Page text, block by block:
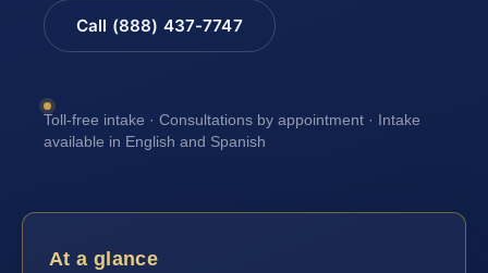
Call (888) 437-7747
Toll-free intake · Consultations by appointment · Intake
available in English and Spanish
At a glance